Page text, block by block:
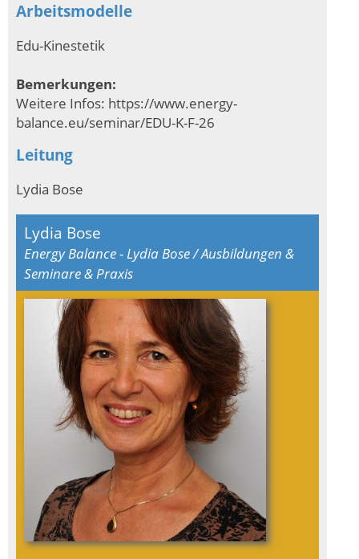
Arbeitsmodelle
Edu-Kinestetik
Bemerkungen:
Weitere Infos: https://www.energy-
balance.eu/seminar/EDU-K-F-26
Leitung
Lydia Bose
Lydia Bose
Energy Balance - Lydia Bose / Ausbildungen &
Seminare & Praxis